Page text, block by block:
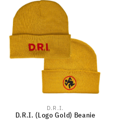
Anbieter:
D.R.I.
D.R.I. (Logo Gold) Beanie